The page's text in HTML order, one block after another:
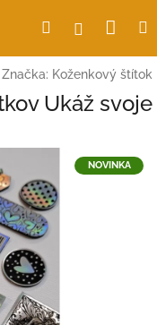
Hľadať
Značka: Koženkový štítok
Ukáž svoje
NOVINKA